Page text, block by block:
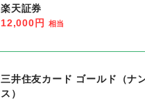
楽天証券
12,000円
相当
三井住友カード ゴールド（ナ
ス）